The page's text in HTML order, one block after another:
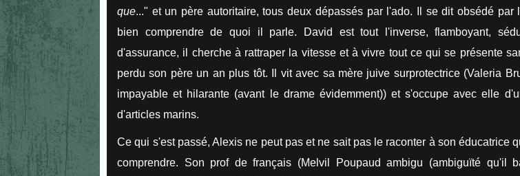
que..." et un père autoritaire, tous deux dépassés par l'ado. Il se dit obsédé par
bien comprendre de quoi il parle. David est tout l'inverse, flamboyant,
d'assurance, il cherche à rattraper la vitesse et à vivre tout ce qui se présente
perdu son père un an plus tôt. Il vit avec sa mère juive surprotectrice (Valeria
impayable et hilarante (avant le drame évidemment)) et s'occupe avec elle
d'articles marins.
Ce qui s'est passé, Alexis ne peut pas et ne sait pas le raconter à son éducatrice
comprendre. Son prof de français (Melvil Poupaud ambigu (ambiguïté qu'il